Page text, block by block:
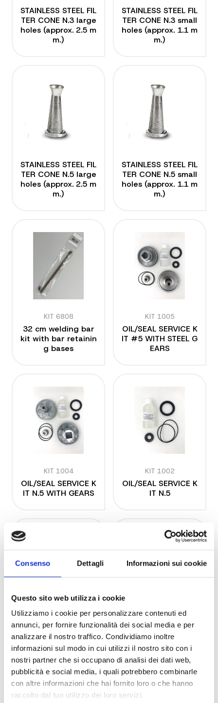
Consenso Dettagli Informazioni sui cookie
Questo sito web utilizza i cookie
Utilizziamo i cookie per personalizzare contenuti ed
annunci, per fornire funzionalità dei social media e per
analizzare il nostro traffico. Condividiamo inoltre
informazioni sul modo in cui utilizzi il nostro sito con i
nostri partner che si occupano di analisi dei dati web,
pubblicità e social media, i quali potrebbero combinarle
con altre informazioni che hai fornito loro o che hanno
raccolto dal tuo utilizzo dei loro servizi.
STAINLESS STEEL FIL
TER CONE N.3 large
holes (approx. 2.5 m
m.)
STAINLESS STEEL FIL
TER CONE N.3 small
holes (approx. 1.1 m
m.)
STAINLESS STEEL FIL
TER CONE N.5 large
holes (approx. 2.5 m
m.)
STAINLESS STEEL FIL
TER CONE N.5 small
holes (approx. 1.1 m
m.)
KIT 6808
32 cm welding bar
kit with bar retainin
g bases
KIT 1005
OIL/SEAL SERVICE K
IT #5 WITH STEEL G
EARS
KIT 1004
OIL/SEAL SERVICE K
IT N.5 WITH GEARS
KIT 1002
OIL/SEAL SERVICE K
IT N.5
KIT 1003
OIL/SEAL SERVICE K
IT N.3 WITH GEARS
KIT 1001
OIL/SEAL SERVICE K
IT N.3